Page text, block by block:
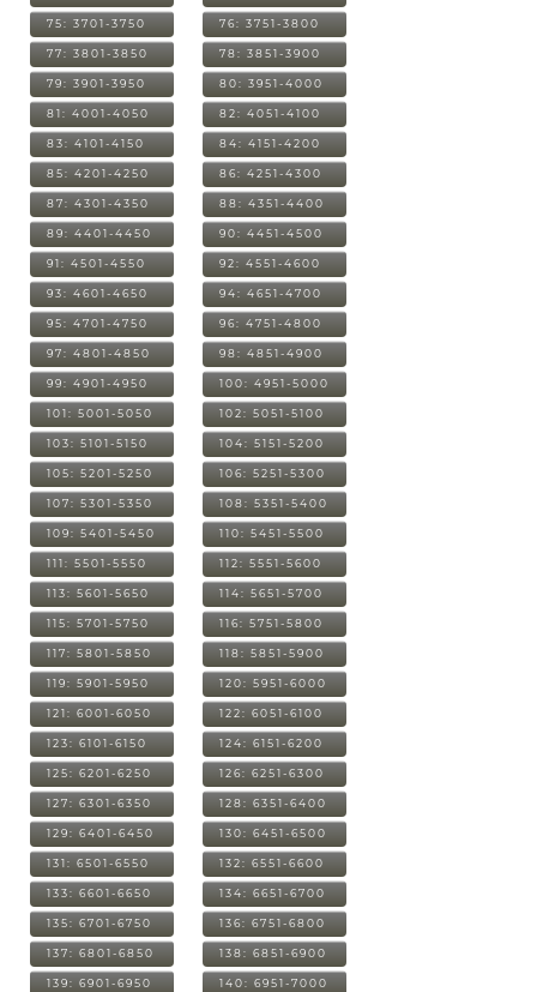
75: 3701-3750 76: 3751-3800
77: 3801-3850 78: 3851-3900
79: 3901-3950 80: 3951-4000
81: 4001-4050 82: 4051-4100
83: 4101-4150 84: 4151-4200
85: 4201-4250 86: 4251-4300
87: 4301-4350 88: 4351-4400
89: 4401-4450 90: 4451-4500
91: 4501-4550 92: 4551-4600
93: 4601-4650 94: 4651-4700
95: 4701-4750 96: 4751-4800
97: 4801-4850 98: 4851-4900
99: 4901-4950 100: 4951-5000
101: 5001-5050 102: 5051-5100
103: 5101-5150 104: 5151-5200
105: 5201-5250 106: 5251-5300
107: 5301-5350 108: 5351-5400
109: 5401-5450 110: 5451-5500
111: 5501-5550 112: 5551-5600
113: 5601-5650 114: 5651-5700
115: 5701-5750 116: 5751-5800
117: 5801-5850 118: 5851-5900
119: 5901-5950 120: 5951-6000
121: 6001-6050 122: 6051-6100
123: 6101-6150 124: 6151-6200
125: 6201-6250 126: 6251-6300
127: 6301-6350 128: 6351-6400
129: 6401-6450 130: 6451-6500
131: 6501-6550 132: 6551-6600
133: 6601-6650 134: 6651-6700
135: 6701-6750 136: 6751-6800
137: 6801-6850 138: 6851-6900
139: 6901-6950 140: 6951-7000